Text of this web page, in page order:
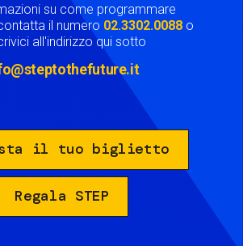
su come programmare
il numero 02.3302.0088 o
all'indirizzo qui sotto
il tuo biglietto
Regala STEP